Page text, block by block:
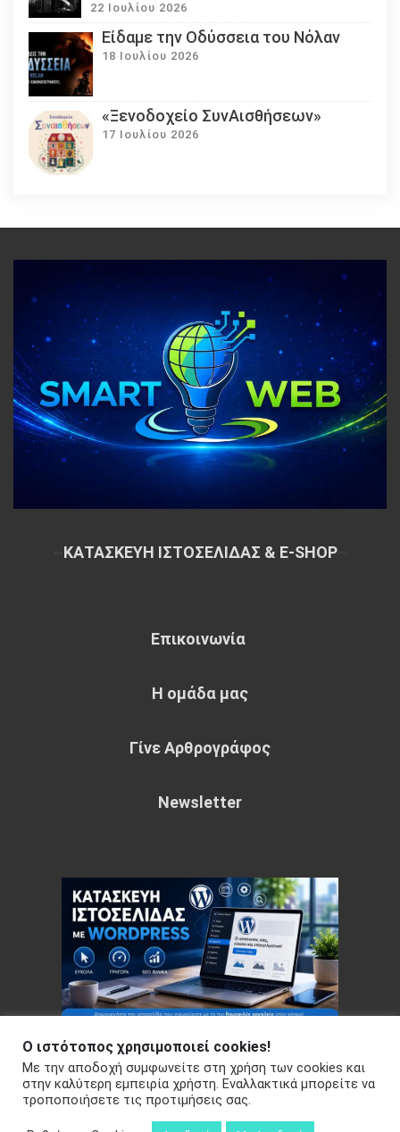
22 Ιουλίου 2026
Eίδαμε την Οδύσσεια του Νόλαν
18 Ιουλίου 2026
«Ξενοδοχείο ΣυνΑισθήσεων»
17 Ιουλίου 2026
ΚΑΤΑΣΚΕΥΗ ΙΣΤΟΣΕΛΙΔΑΣ & E-SHOP~
Επικοινωνία
Η ομάδα μας
Γίνε Αρθρογράφος
Newsletter
Copyright © 2026 Your e-articles - WordPress Theme : by
Sparkle Themes Πολιτική Απορρήτου
Ο ιστότοπος χρησιμοποιεί cookies!
Με την αποδοχή συμφωνείτε στη χρήση των cookies και
στην καλύτερη εμπειρία χρήστη. Εναλλακτικά μπορείτε να
τροποποιήσετε τις προτιμήσεις σας.